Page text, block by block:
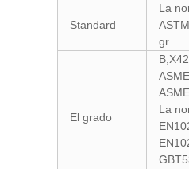
Standard
La
gr.
El grado
La